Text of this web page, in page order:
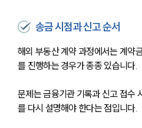
송금 시점과 신고 순서
해외 부동산 계약 과정에서는 계약
를 진행하는 경우가 종종 있습니다.
문제는 금융기관 기록과 신고 접수
를 다시 설명해야 한다는 점입니다.